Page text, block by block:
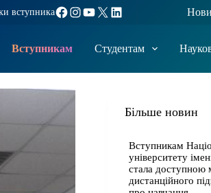
вступникаFacebook
Instagram
YouTube
X LinkedIn
Вступникам Студентам
Більше новин
​​Вступникам
університету
стала доступною
дистанційного